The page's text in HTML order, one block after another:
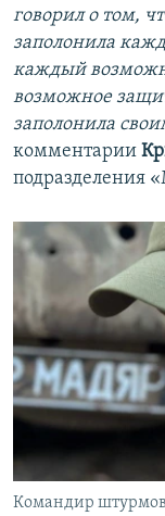
говорил о том,
заполонила
каждый
возможное
заполонила
комментарии
подразделения
Командир